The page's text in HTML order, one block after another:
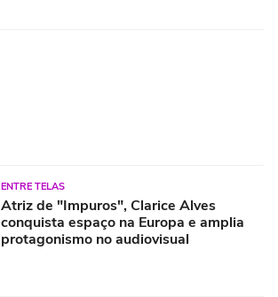
ENTRE TELAS
Atriz de "Impuros", Clarice Alves
conquista espaço na Europa e amplia
protagonismo no audiovisual